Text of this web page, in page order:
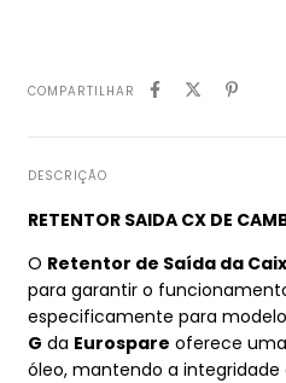
COMPARTILHAR
DESCRIÇÃO
RETENTOR SAIDA CX DE
O Retentor de Saída da
para garantir o
especificamente para
G da Eurospare oferece
óleo, mantendo a